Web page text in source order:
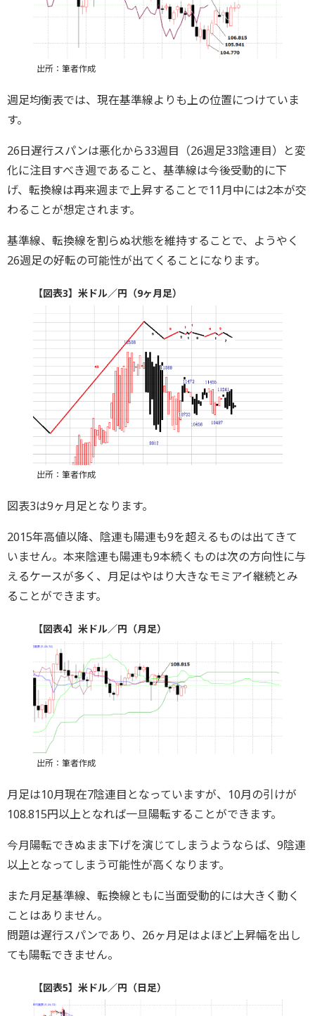
出所：筆者作成
週足均衡表では、現在基準線よりも上の位置につけていま
す。
26日遅行スパンは悪化から33週目（26週足33陰連目）と変
化に注目すべき週であること、基準線は今後受動的に下
げ、転換線は再来週まで上昇することで11月中には2本が交
わることが想定されます。
基準線、転換線を割らぬ状態を維持することで、ようやく
26週足の好転の可能性が出てくることになります。
【図表3】米ドル／円（9ヶ月足）
出所：筆者作成
図表3は9ヶ月足となります。
2015年高値以降、陰連も陽連も9を超えるものは出てきて
いません。本来陰連も陽連も9本続くものは次の方向性に与
えるケースが多く、月足はやはり大きなモミアイ継続とみ
ることができます。
【図表4】米ドル／円（月足）
出所：筆者作成
月足は10月現在7陰連目となっていますが、10月の引けが
108.815円以上となれば一旦陽転することができます。
今月陽転できぬまま下げを演じてしまうようならば、9陰連
以上となってしまう可能性が高くなります。
また月足基準線、転換線ともに当面受動的には大きく動く
ことはありません。
問題は遅行スパンであり、26ヶ月足はよほど上昇幅を出し
ても陽転できません。
【図表5】米ドル／円（日足）